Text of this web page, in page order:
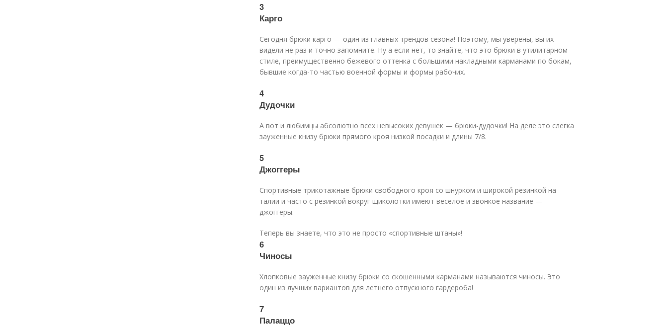
3
Карго
Сегодня брюки карго — один из главных трендов сезона! Поэтому, мы уверены, вы их
видели не раз и точно запомните. Ну а если нет, то знайте, что это брюки в утилитарном
стиле, преимущественно бежевого оттенка с большими накладными карманами по бокам,
бывшие когда-то частью военной формы и формы рабочих.
4
Дудочки
А вот и любимцы абсолютно всех невысоких девушек — брюки-дудочки! На деле это слегка
зауженные книзу брюки прямого кроя низкой посадки и длины 7/8.
5
Джоггеры
Спортивные трикотажные брюки свободного кроя со шнурком и широкой резинкой на
талии и часто с резинкой вокруг щиколотки имеют веселое и звонкое название —
джоггеры.
Теперь вы знаете, что это не просто «спортивные штаны»!
6
Чиносы
Хлопковые зауженные книзу брюки со скошенными карманами называются чиносы. Это
один из лучших вариантов для летнего отпускного гардероба!
7
Палаццо